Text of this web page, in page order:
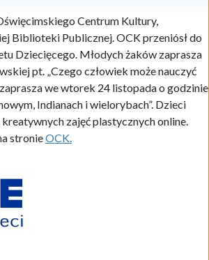
Centrum Kultury,
Biblioteki Publicznej. OCK przeniósł do
Dziecięcego. Młodych żaków zaprasza
pt. „Czego człowiek może nauczyć
we wtorek 24 listopada o godzinie
Indianach i wielorybach”. Dzieci
zajęć plastycznych online.
stronieOCK.